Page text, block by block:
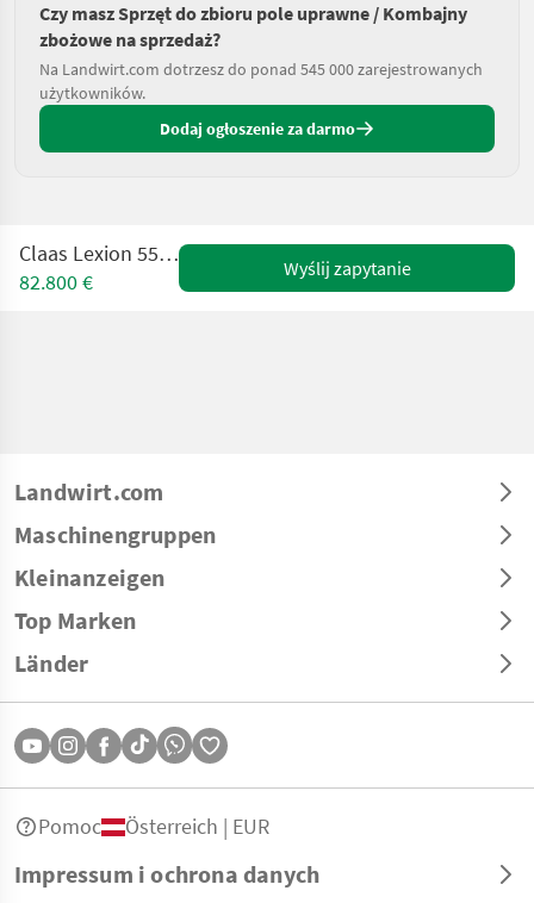
Czy masz Sprzęt do zbioru pole uprawne / Kombajny
zbożowe na sprzedaż?
Na Landwirt.com dotrzesz do ponad 545 000 zarejestrowanych
użytkowników.
Dodaj ogłoszenie za darmo
Claas Lexion 550 mit Allrad
82.800 €
Wyślij zapytanie
Landwirt.com
Maschinengruppen
Kleinanzeigen
Top Marken
Länder
Impressum i ochrona danych
Pomoc Österreich | EUR